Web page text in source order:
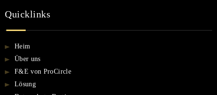
Quicklinks
Heim
Über uns
F&E von ProCircle
Lösung